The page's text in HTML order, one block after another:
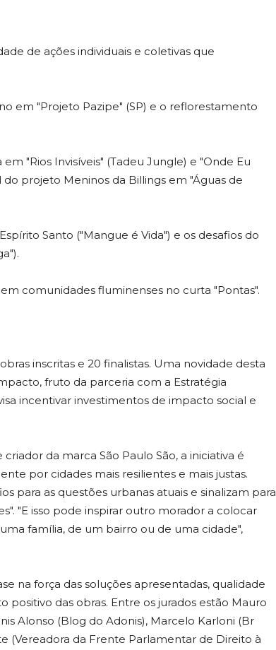
de ações individuais e coletivas que
em "Projeto Pazipe" (SP) e o reflorestamento
"Rios Invisíveis" (Tadeu Jungle) e "Onde Eu
projeto Meninos da Billings em "Águas de
Santo ("Mangue é Vida") e os desafios do
comunidades fluminenses no curta "Pontas".
inscritas e 20 finalistas. Uma novidade desta
fruto da parceria com a Estratégia
incentivar investimentos de impacto social e
da marca São Paulo São, a iniciativa é
por cidades mais resilientes e mais justas.
para as questões urbanas atuais e sinalizam para
"E isso pode inspirar outro morador a colocar
família, de um bairro ou de uma cidade",
na força das soluções apresentadas, qualidade
das obras. Entre os jurados estão Mauro
Alonso (Blog do Adonis), Marcelo Karloni (Br
(Vereadora da Frente Parlamentar de Direito à